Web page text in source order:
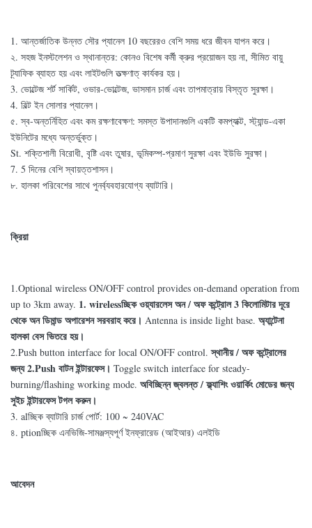
1. আন্তর্জাতিক উন্নত সৌর প্যানেল 10 বছরেরও বেশি সময় ধরে জীবন যাপন করে।
২. সহজ ইনস্টলেশন ও স্থানান্তর: কোনও বিশেষ কর্মী ক্রুর প্রয়োজন হয় না, সীমিত বায়ু
ট্র্যাফিক ব্যাহত হয় এবং লাইটগুলি তত্ক্ষণাত্ কার্যকর হয়।
3. ভোল্টেজ শর্ট সার্কিট, ওভার-ভোল্টেজ, ভাসমান চার্জ এবং তাপমাত্রায় বিস্তৃত সুরক্ষা।
4. বিল্ট ইন সোলার প্যানেল।
৫. স্ব-অন্তর্নিহিত এবং কম রক্ষণাবেক্ষণ: সমস্ত উপাদানগুলি একটি কমপ্যাক্ট, স্ট্যান্ড-একা
ইউনিটের মধ্যে অন্তর্ভুক্ত।
St. শক্তিশালী বিরোধী, বৃষ্টি এবং তুষার, ভূমিকম্প-প্রমাণ সুরক্ষা এবং ইউভি সুরক্ষা।
7. 5 দিনের বেশি স্বায়ত্তশাসন।
৮. হালকা পরিবেশের সাথে পুনর্ব্যবহারযোগ্য ব্যাটারি।
ক্রিয়া
1.Optional wireless ON/OFF control provides on-demand operation from
up to 3km away. 1. wirelessচ্ছিক ওয়্যারলেস অন / অফ কন্ট্রোল 3 কিলোমিটার দূরে
থেকে অন ডিমান্ড অপারেশন সরবরাহ করে। Antenna is inside light base. অ্যান্টেনা
হালকা বেস ভিতরে হয়।
2.Push button interface for local ON/OFF control. স্থানীয় / অফ কন্ট্রোলের
জন্য 2.Push বাটন ইন্টারফেস। Toggle switch interface for steady-
burning/flashing working mode. অবিচ্ছিন্ন জ্বলন্ত / ফ্ল্যাশিং ওয়ার্কিং মোডের জন্য
সুইচ ইন্টারফেস টগল করুন।
3. alচ্ছিক ব্যাটারি চার্জ পোর্ট: 100 ~ 240VAC
৪. ptionচ্ছিক এনভিজি-সামঞ্জস্যপূর্ণ ইনফ্রারেড (আইআর) এলইডি
আবেদন